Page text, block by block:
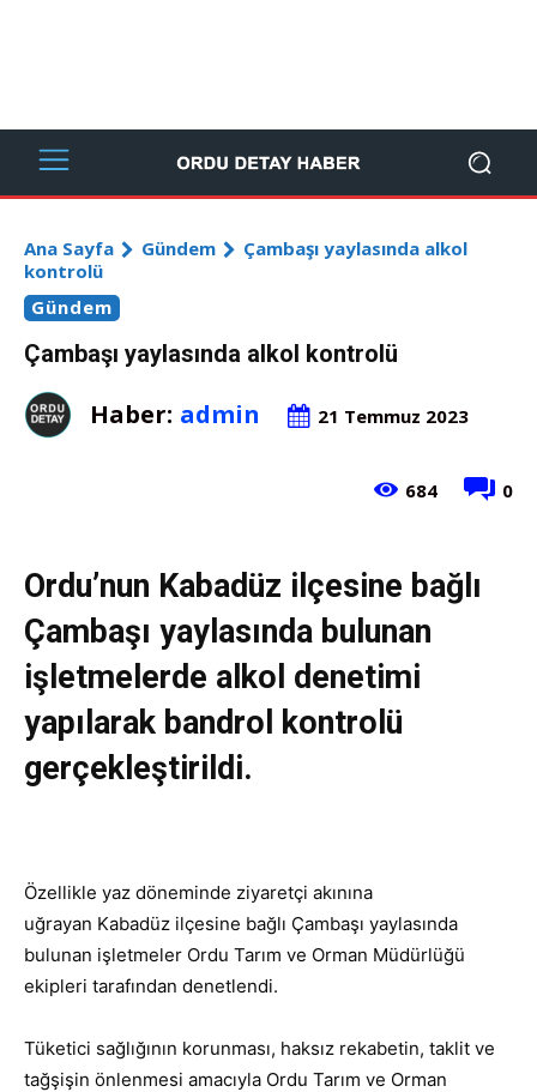
Ana Sayfa Gündem
Çambaşı yaylasında alkol
kontrolü
Gündem
Çambaşı yaylasında alkol kontrolü
Haber: admin 21 Temmuz 2023
0
684
Ordu’nun Kabadüz ilçesine bağlı
Çambaşı yaylasında bulunan
işletmelerde alkol denetimi
yapılarak bandrol kontrolü
gerçekleştirildi.
Özellikle yaz döneminde ziyaretçi akınına
uğrayan Kabadüz ilçesine bağlı Çambaşı yaylasında
bulunan işletmeler Ordu Tarım ve Orman Müdürlüğü
ekipleri tarafından denetlendi.
Tüketici sağlığının korunması, haksız rekabetin, taklit ve
tağşişin önlenmesi amacıyla Ordu Tarım ve Orman